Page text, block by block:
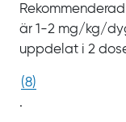
är 1‍-‍2 mg/kg/
uppdelat i 2
(8)
.